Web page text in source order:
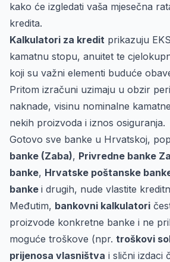
kako će izgledati vaša mjesečna
kredita.
Kalkulatori za kredit prikazuju
kamatnu stopu, anuitet te
koji su važni elementi buduće
Pritom izračuni uzimaju u obzir
naknade, visinu nominalne
nekih proizvoda i iznos osiguranja.
Gotovo sve banke u Hrvatskoj,
banke (Zaba), Privredne banke
banke, Hrvatske poštanske
banke i drugih, nude vlastite
Međutim, bankovni kalkulatori
proizvode konkretne banke i ne
moguće troškove (npr. troškovi
prijenosa vlasništva i slični izdaci